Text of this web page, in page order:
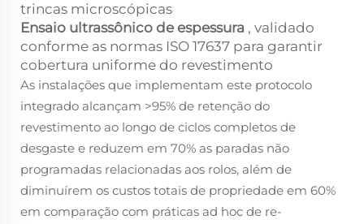
trincas microscópicas
Ensaio ultrassônico de espessura , validado
conforme as normas ISO 17637 para garantir
cobertura uniforme do revestimento
As instalações que implementam este protocolo
integrado alcançam >95% de retenção do
revestimento ao longo de ciclos completos de
desgaste e reduzem em 70% as paradas não
programadas relacionadas aos rolos, além de
diminuírem os custos totais de propriedade em 60%
em comparação com práticas ad hoc de re-